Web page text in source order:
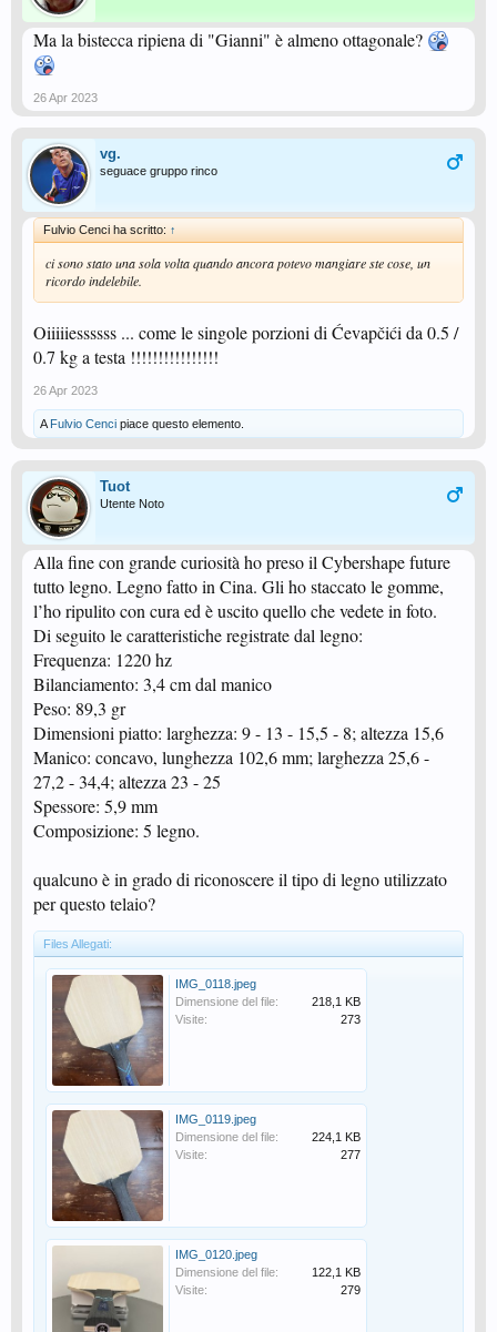
Ma la bistecca ripiena di "Gianni" è almeno ottagonale?
26 Apr 2023
vg.
seguace gruppo rinco
Fulvio Cenci ha scritto: ↑
ci sono stato una sola volta quando ancora potevo mangiare ste cose, un
ricordo indelebile.
Oiiiiiessssss ... come le singole porzioni di Ćevapčići da 0.5 /
0.7 kg a testa !!!!!!!!!!!!!!!!
26 Apr 2023
A Fulvio Cenci piace questo elemento.
Tuot
Utente Noto
Alla fine con grande curiosità ho preso il Cybershape future
tutto legno. Legno fatto in Cina. Gli ho staccato le gomme,
l’ho ripulito con cura ed è uscito quello che vedete in foto.
Di seguito le caratteristiche registrate dal legno:
Frequenza: 1220 hz
Bilanciamento: 3,4 cm dal manico
Peso: 89,3 gr
Dimensioni piatto: larghezza: 9 - 13 - 15,5 - 8; altezza 15,6
Manico: concavo, lunghezza 102,6 mm; larghezza 25,6 -
27,2 - 34,4; altezza 23 - 25
Spessore: 5,9 mm
Composizione: 5 legno.
qualcuno è in grado di riconoscere il tipo di legno utilizzato
per questo telaio?
Files Allegati:
IMG_0118.jpeg
Dimensione del file:
218,1 KB
Visite:
273
IMG_0119.jpeg
Dimensione del file:
224,1 KB
Visite:
277
IMG_0120.jpeg
Dimensione del file:
122,1 KB
Visite:
279